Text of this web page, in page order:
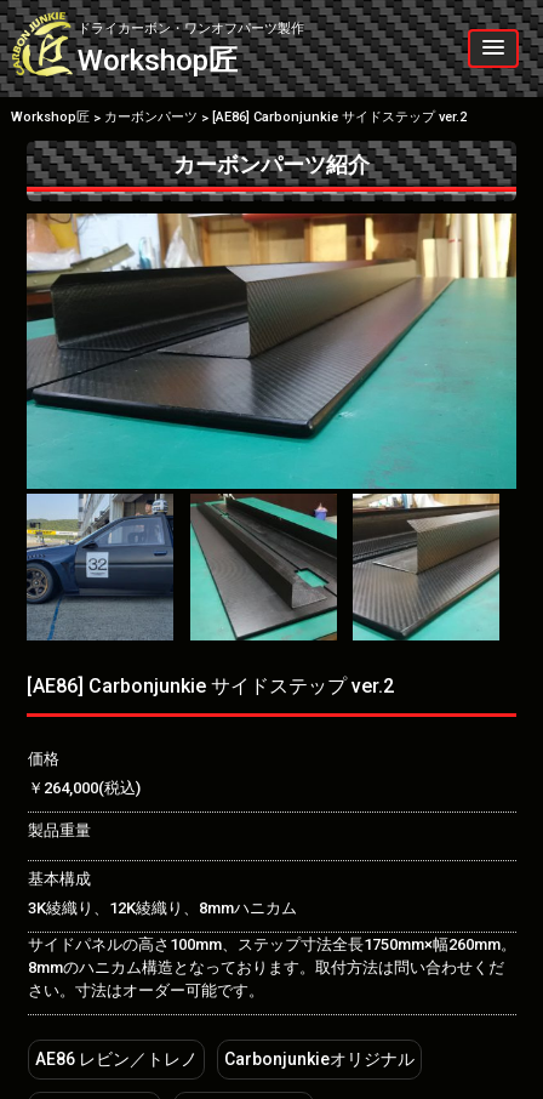
Skip
to
content
ドライカーボン・ワンオフパーツ製作
Workshop匠
Workshop匠> カーボンパーツ > [AE86] Carbonjunkie サイドステップ ver.2
カーボンパーツ紹介
[AE86] Carbonjunkie サイドステップ ver.2
価格
￥264,000(税込)
製品重量
基本構成
3K綾織り、12K綾織り、8mmハニカム
サイドパネルの高さ100mm、ステップ寸法全長1750mm×幅260mm。
8mmのハニカム構造となっております。取付方法は問い合わせくだ
さい。寸法はオーダー可能です。
AE86 レビン／トレノ Carbonjunkieオリジナル